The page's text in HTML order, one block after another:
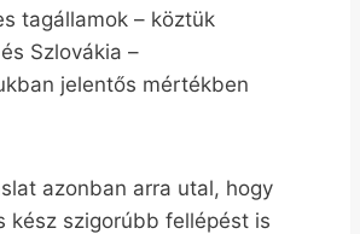
tagállamok – köztük
Szlovákia –
jelentős mértékben
azonban arra utal, hogy
kész szigorúbb fellépést is